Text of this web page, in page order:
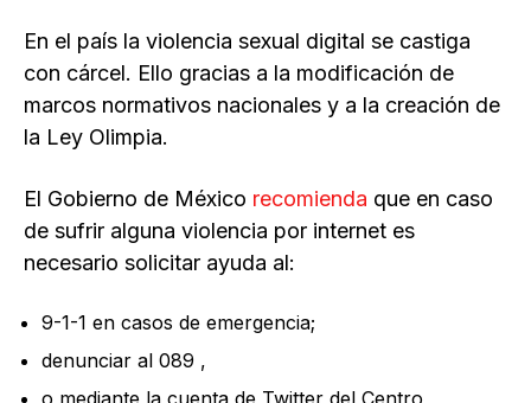
En el país la violencia sexual digital se castiga
con cárcel. Ello gracias a la modificación de
marcos normativos nacionales y a la creación de
la Ley Olimpia.
El Gobierno de México recomienda que en caso
de sufrir alguna violencia por internet es
necesario solicitar ayuda al:
9-1-1 en casos de emergencia;
denunciar al 089 ,
o mediante la cuenta de Twitter del Centro